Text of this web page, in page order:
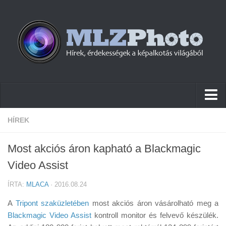
Hírek
Cikkek
Tudástár
HÍREK
Most akciós áron kapható a Blackmagic
Video Assist
ÍRTA: MLACA· 2016.08.24
A Tripont szaküzletében most akciós áron vásárolható meg a
Blackmagic Video Assist kontroll monitor és felvevő készülék.